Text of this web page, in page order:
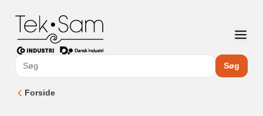
Søg
Forside